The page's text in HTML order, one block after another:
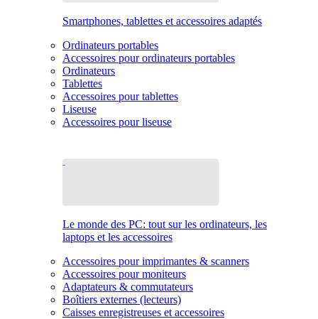
Smartphones, tablettes et accessoires adaptés
Ordinateurs portables
Accessoires pour ordinateurs portables
Ordinateurs
Tablettes
Accessoires pour tablettes
Liseuse
Accessoires pour liseuse
Le monde des PC: tout sur les ordinateurs, les
laptops et les accessoires
Accessoires pour imprimantes & scanners
Accessoires pour moniteurs
Adaptateurs & commutateurs
Boîtiers externes (lecteurs)
Caisses enregistreuses et accessoires